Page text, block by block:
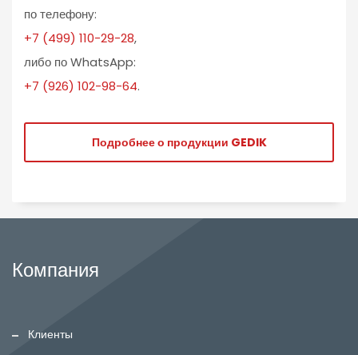
по телефону:
+7 (499) 110-29-28,
либо по WhatsApp:
+7 (926) 102-98-64.
Подробнее о продукции GEDIK
Компания
Клиенты